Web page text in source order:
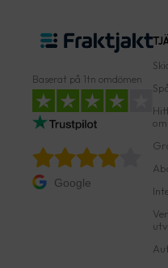
Baserat på 1tn omdömen
Google